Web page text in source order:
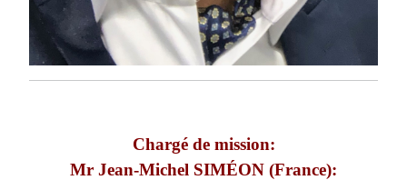
Chargé de mission:
Mr Jean-Michel SIMÉON (France):